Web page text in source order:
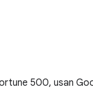
500, usan